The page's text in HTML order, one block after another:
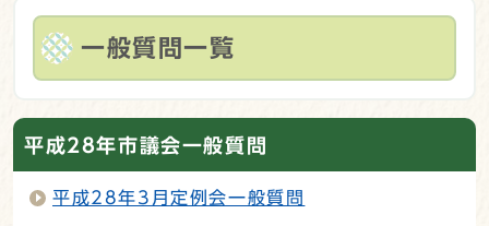
一般質問一覧
平成28年市議会一般質問
平成28年3月定例会一般質問